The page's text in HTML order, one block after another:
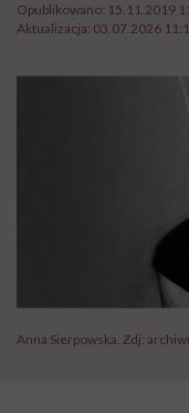
Opublikowano: 15.11.2019
Aktualizacja: 03.07.2026
Anna Sierpowska. Zdj: